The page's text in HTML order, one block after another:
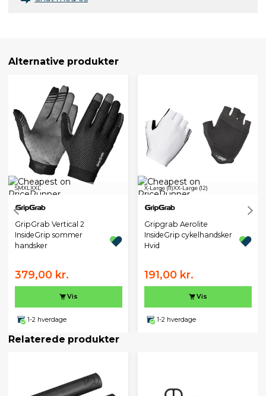
Alternative produkter
SMXL XXL
GripGrab Vertical 2
InsideGrip sommer
handsker
379,00 kr.
Vis
1-2 hverdage
X-Large (11)XX-Large (12)
Gripgrab Aerolite
InsideGrip cykelhandsker
Hvid
191,00 kr.
Vis
1-2 hverdage
Relaterede produkter